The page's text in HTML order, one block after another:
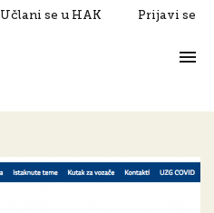
Učlani se u HAK Prijavi se